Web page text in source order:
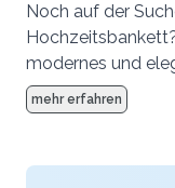
Noch auf der
modernes und
Witterung zulässt
einladenden
Aussenbereich.
mehr erfahren